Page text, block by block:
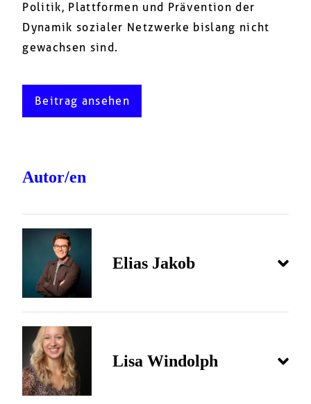
Politik, Plattformen und Prävention der
Dynamik sozialer Netzwerke bislang nicht
gewachsen sind.
Beitrag ansehen
Autor/en
Elias Jakob
Lisa Windolph